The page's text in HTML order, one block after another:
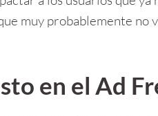
muy probablemente no
en el Ad